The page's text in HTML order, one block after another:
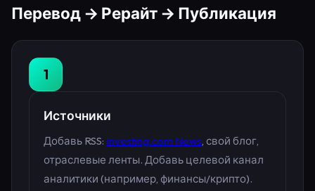
Перевод → Рерайт → Публикация
1
Источники
Добавь RSS: Investing.com News, свой блог,
отраслевые ленты. Добавь целевой канал
аналитики (например, финансы/крипто).